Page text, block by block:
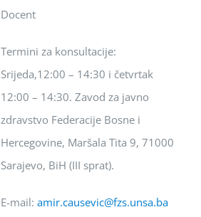
Docent
Termini za konsultacije:
Srijeda,12:00 – 14:30 i četvrtak
12:00 – 14:30. Zavod za javno
zdravstvo Federacije Bosne i
Hercegovine, Maršala Tita 9, 71000
Sarajevo, BiH (III sprat).
E-mail: amir.causevic@fzs.unsa.ba